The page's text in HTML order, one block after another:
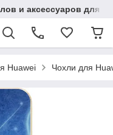
и аксессуаров для
Huawei Чохли для